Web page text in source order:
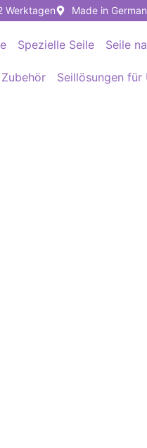
Werktagen Made in
Spezielle Seile Seile
Zubehör Seillösungen für